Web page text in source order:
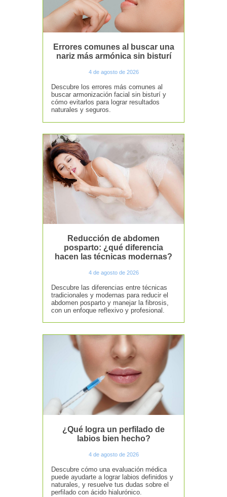
Errores comunes al buscar una
nariz más armónica sin bisturí
4 de agosto de 2026
Descubre los errores más comunes al
buscar armonización facial sin bisturí y
cómo evitarlos para lograr resultados
naturales y seguros.
Reducción de abdomen
posparto: ¿qué diferencia
hacen las técnicas modernas?
4 de agosto de 2026
Descubre las diferencias entre técnicas
tradicionales y modernas para reducir el
abdomen posparto y manejar la fibrosis,
con un enfoque reflexivo y profesional.
¿Qué logra un perfilado de
labios bien hecho?
4 de agosto de 2026
Descubre cómo una evaluación médica
puede ayudarte a lograr labios definidos y
naturales, y resuelve tus dudas sobre el
perfilado con ácido hialurónico.